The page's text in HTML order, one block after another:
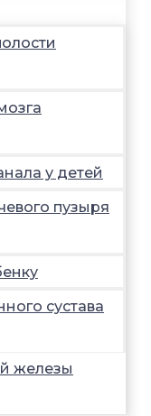
у детей
пузыря
сустава
железы